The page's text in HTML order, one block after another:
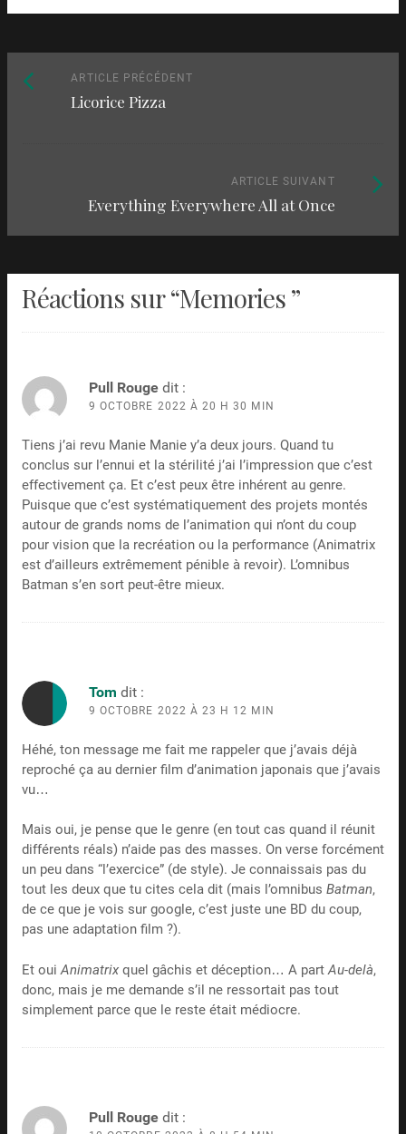
Naviguez
parmi
articles
ARTICLE PRÉCÉDENT
Licorice Pizza
ARTICLE SUIVANT
Everything Everywhere All at Once
Article
Réactions sur “Memories”
Pull Rouge dit :
9 OCTOBRE 2022 À 20 H 30 MIN
Tiens j’ai revu Manie Manie y’a deux jours. Quand tu
conclus sur l’ennui et la stérilité j’ai l’impression que c’est
effectivement ça. Et c’est peux être inhérent au genre.
Puisque que c’est systématiquement des projets montés
autour de grands noms de l’animation qui n’ont du coup
pour vision que la recréation ou la performance (Animatrix
est d’ailleurs extrêmement pénible à revoir). L’omnibus
Batman s’en sort peut-être mieux.
Tom dit :
9 OCTOBRE 2022 À 23 H 12 MIN
Héhé, ton message me fait me rappeler que j’avais déjà
reproché ça au dernier film d’animation japonais que j’avais
vu…
Mais oui, je pense que le genre (en tout cas quand il réunit
différents réals) n’aide pas des masses. On verse forcément
un peu dans “l’exercice” (de style). Je connaissais pas du
tout les deux que tu cites cela dit (mais l’omnibus Batman,
de ce que je vois sur google, c’est juste une BD du coup,
pas une adaptation film ?).
Et ouiAnimatrix quel gâchis et déception… A partAu-delà,
donc, mais je me demande s’il ne ressortait pas tout
simplement parce que le reste était médiocre.
Pull Rouge dit :